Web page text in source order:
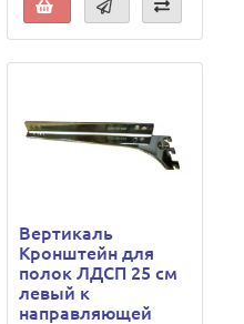
Вертикаль
Кронштейн для
полок ЛДСП 25 см
левый к
направляющей